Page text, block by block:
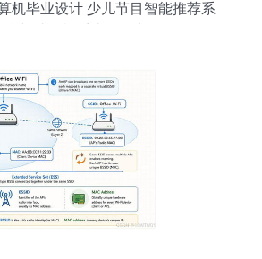
机毕业设计 少儿节目智能推荐系